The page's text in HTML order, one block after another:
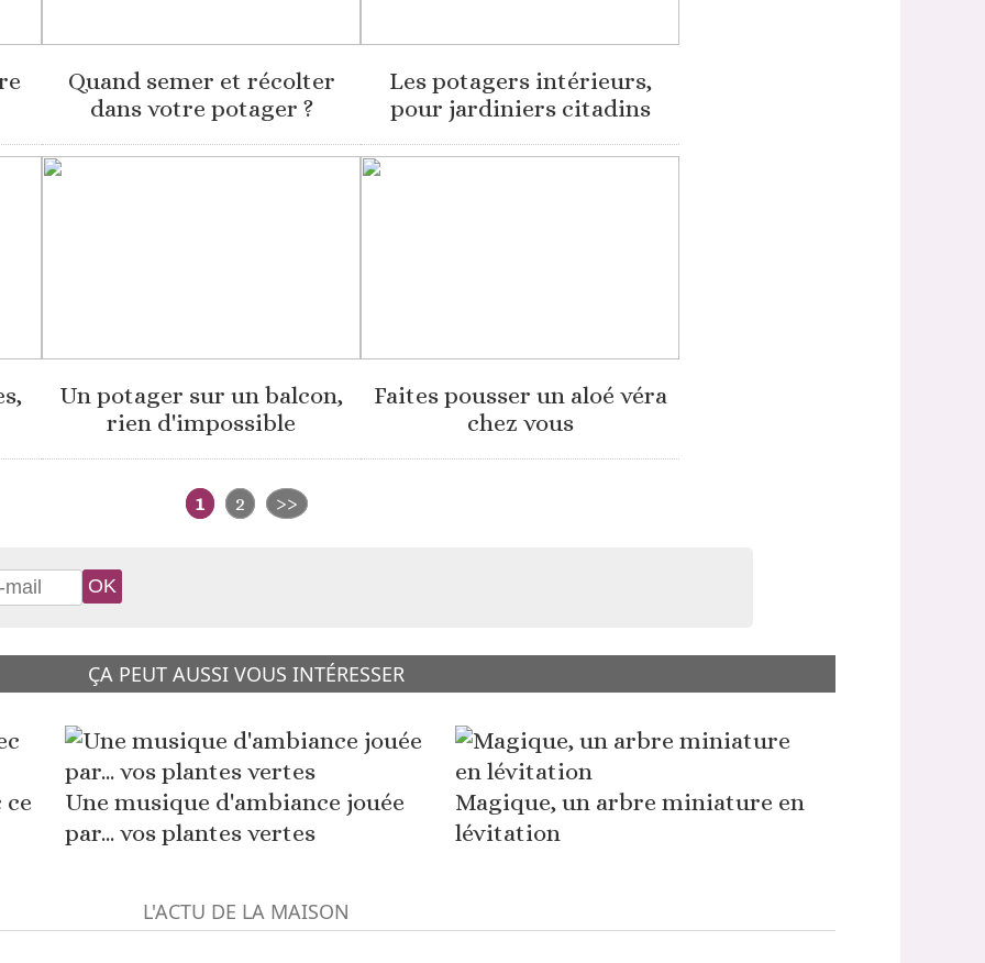
Quand semer et récolter
dans votre potager ?
Les potagers intérieurs,
pour jardiniers citadins
Un potager sur un balcon,
rien d'impossible
Faites pousser un aloé véra
chez vous
1 2 >>
ÇA PEUT AUSSI VOUS INTÉRESSER
ce
Une musique d'ambiance jouée
par... vos plantes vertes
Magique, un arbre miniature en
lévitation
L'ACTU DE LA MAISON